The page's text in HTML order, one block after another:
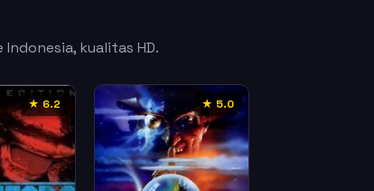
kualitas HD.
★ 6.2 ★ 5.0